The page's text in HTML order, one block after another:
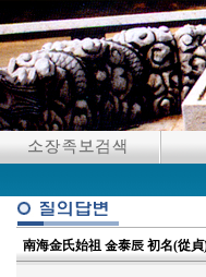
南海金氏始祖 金泰辰 初名(從